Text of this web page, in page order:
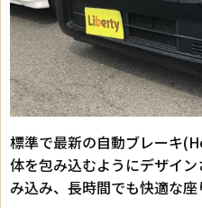
標準で最新の自動ブレーキ
体を包み込むようにデザイ
み込み、長時間でも快適な座